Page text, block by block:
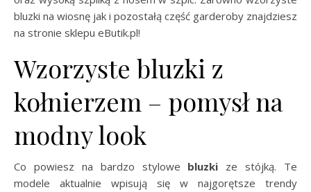
bluzki na wiosnę jak i pozostałą część garderoby znajdziesz
na stronie sklepu eButik.pl!
Wzorzyste bluzki z
kołnierzem – pomysł na
modny look
Co powiesz na bardzo stylowe bluzki ze stójką. Te
modele aktualnie wpisują się w najgorętsze trendy